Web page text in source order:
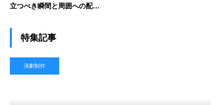
立つべき瞬間と周囲への配慮
特集記事
演劇制作